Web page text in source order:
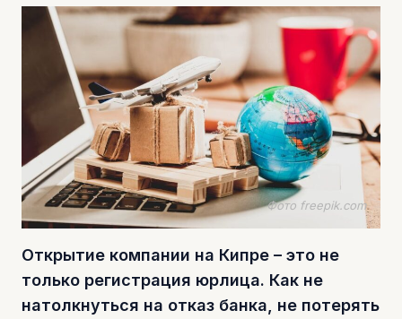
Фото freepik.com
Открытие компании на Кипре – это не
только регистрация юрлица. Как не
натолкнуться на отказ банка, не потерять